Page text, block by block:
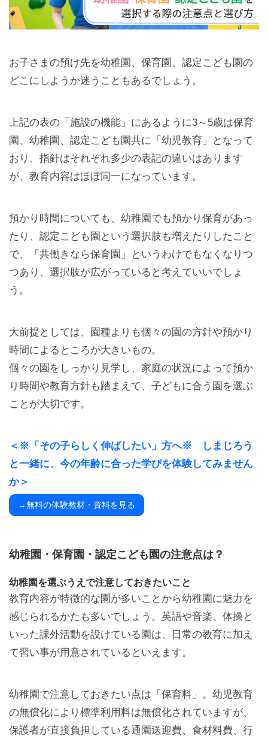
お子さまの預け先を幼稚園、保育園、認定こども園の
どこにしようか迷うこともあるでしょう。
上記の表の「施設の機能」にあるように3～5歳は保育
園、幼稚園、認定こども園共に「幼児教育」となって
おり、指針はそれぞれ多少の表記の違いはあります
が、教育内容はほぼ同一になっています。
預かり時間についても、幼稚園でも預かり保育があっ
たり、認定こども園という選択肢も増えたりしたこと
で、「共働きなら保育園」というわけでもなくなりつ
つあり、選択肢が広がっていると考えていいでしょ
う。
大前提としては、園種よりも個々の園の方針や預かり
時間によるところが大きいもの。
個々の園をしっかり見学し、家庭の状況によって預か
り時間や教育方針も踏まえて、子どもに合う園を選ぶ
ことが大切です。
＜※「その子らしく伸ばしたい」方へ※ しまじろう
と一緒に、今の年齢に合った学びを体験してみません
か＞
→無料の体験教材・資料を見る
幼稚園・保育園・認定こども園の注意点は？
幼稚園を選ぶうえで注意しておきたいこと
教育内容が特徴的な園が多いことから幼稚園に魅力を
感じられるかたも多いでしょう。英語や音楽、体操と
いった課外活動を設けている園は、日常の教育に加え
て習い事が用意されているといえます。
幼稚園で注意しておきたい点は「保育料」。幼児教育
の無償化により標準利用料は無償化されていますが、
保護者が直接負担している通園送迎費、食材料費、行